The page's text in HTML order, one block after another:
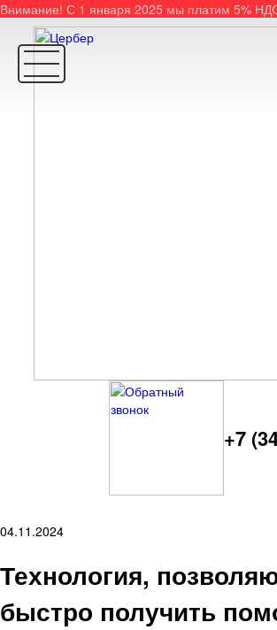
Внимание! С 1 января 2025 мы платим 5%
+7
04.11.2024
Технология,
быстро получить